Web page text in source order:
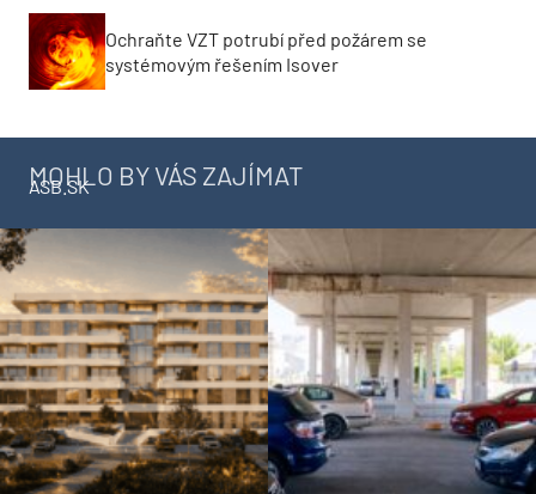
Ochraňte VZT potrubí před požárem se
systémovým řešením Isover
MOHLO BY VÁS ZAJÍMAT
ASB.SK